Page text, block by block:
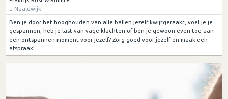
Naaldwijk
Ben je door het hooghouden van alle ballen jezelf kwijtgeraakt, voel je je
gespannen, heb je last van vage klachten of ben je gewoon even toe aan
een ontspannen moment voor jezelf? Zorg goed voor jezelf en maak een
afspraak!